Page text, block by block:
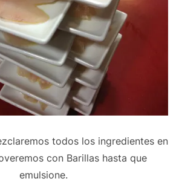
todos los ingredientes en
con Barillas hasta que
emulsione.